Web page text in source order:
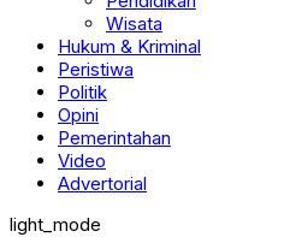
Wisata
Hukum & Kriminal
Peristiwa
Politik
Opini
Pemerintahan
Video
Advertorial
light_mode